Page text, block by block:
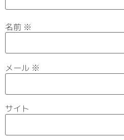
名前 ※
メール ※
サイト